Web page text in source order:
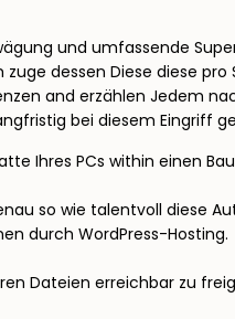
und umfassende
dessen Diese diese pro
and erzählen Jedem
bei diesem Eingriff
Ihres PCs within einen
so wie talentvoll diese
durch WordPress-Hosting.
Dateien erreichbar zu